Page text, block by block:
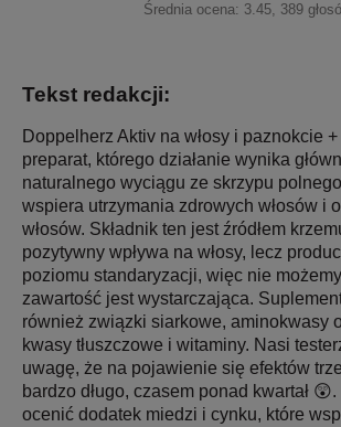
Średnia ocena: 3.45, 389
Tekst redakcji:
Doppelherz Aktiv na włosy i paznokcie
preparat, którego działanie wynika
naturalnego wyciągu ze skrzypu
wspiera utrzymania zdrowych włosów i
włosów. Składnik ten jest źródłem
pozytywny wpływa na włosy, lecz
poziomu standaryzacji, więc nie
zawartość jest wystarczająca.
również związki siarkowe, aminokwasy
kwasy tłuszczowe i witaminy. Nasi
uwagę, że na pojawienie się efektów
bardzo długo, czasem ponad kwartał
ocenić dodatek miedzi i cynku, które